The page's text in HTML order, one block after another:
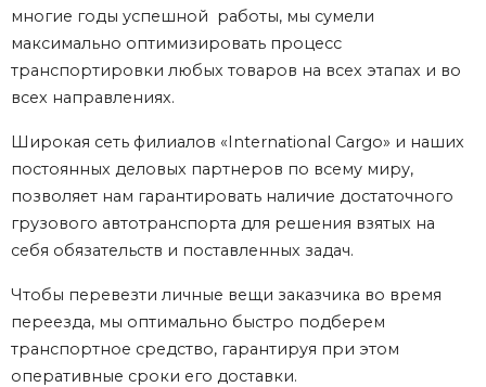
многие годы успешной работы, мы сумели
максимально оптимизировать процесс
транспортировки любых товаров на всех этапах и во
всех направлениях.
Широкая сеть филиалов «International Cargo» и наших
постоянных деловых партнеров по всему миру,
позволяет нам гарантировать наличие достаточного
грузового автотранспорта для решения взятых на
себя обязательств и поставленных задач.
Чтобы перевезти личные вещи заказчика во время
переезда, мы оптимально быстро подберем
транспортное средство, гарантируя при этом
оперативные сроки его доставки.